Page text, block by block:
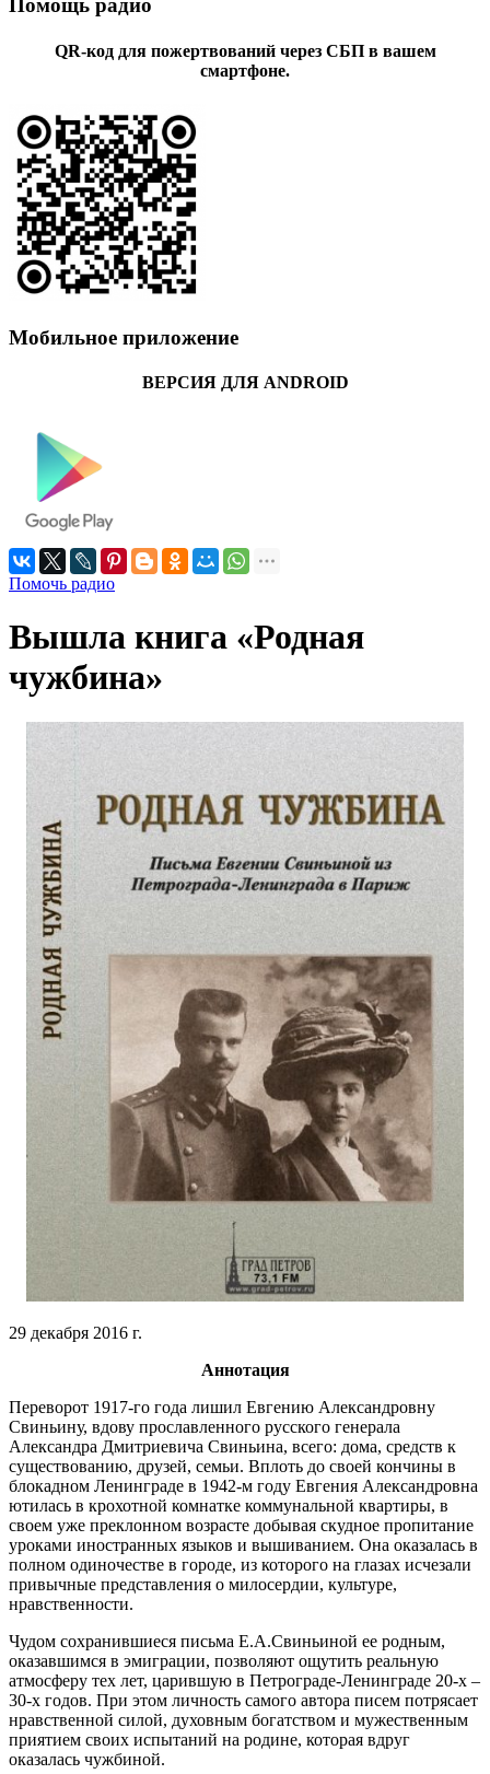
Помощь радио
QR-код для пожертвований через СБП в вашем
смартфоне.
Мобильное приложение
ВЕРСИЯ ДЛЯ ANDROID
Помочь радио
Вышла книга «Родная
чужбина»
29 декабря 2016 г.
Аннотация
Переворот 1917-го года лишил Евгению Александровну
Свиньину, вдову прославленного русского генерала
Александра Дмитриевича Свиньина, всего: дома, средств к
существованию, друзей, семьи. Вплоть до своей кончины в
блокадном Ленинграде в 1942-м году Евгения Александровна
ютилась в крохотной комнатке коммунальной квартиры, в
своем уже преклонном возрасте добывая скудное пропитание
уроками иностранных языков и вышиванием. Она оказалась в
полном одиночестве в городе, из которого на глазах исчезали
привычные представления о милосердии, культуре,
нравственности.
Чудом сохранившиеся письма Е.А.Свиньиной ее родным,
оказавшимся в эмиграции, позволяют ощутить реальную
атмосферу тех лет, царившую в Петрограде-Ленинграде 20-х –
30-х годов. При этом личность самого автора писем потрясает
нравственной силой, духовным богатством и мужественным
приятием своих испытаний на родине, которая вдруг
оказалась чужбиной.